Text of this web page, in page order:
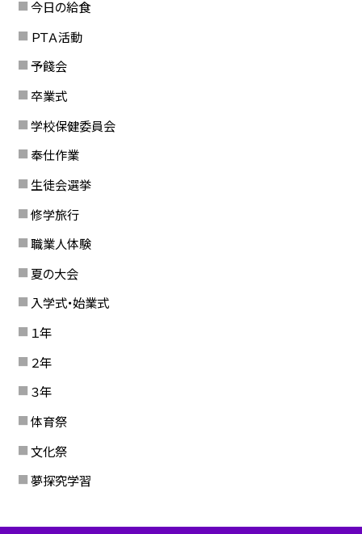
今日の給食
ＰＴＡ活動
予餞会
卒業式
学校保健委員会
奉仕作業
生徒会選挙
修学旅行
職業人体験
夏の大会
入学式・始業式
１年
２年
３年
体育祭
文化祭
夢探究学習